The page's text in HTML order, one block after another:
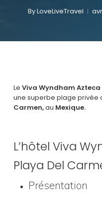
ByLoveLiveTravel
Le Viva Wyndham Azteca
une superbe plage privée
Carmen,au Mexique.
L’hôtel Viva
Playa Del
Présentation